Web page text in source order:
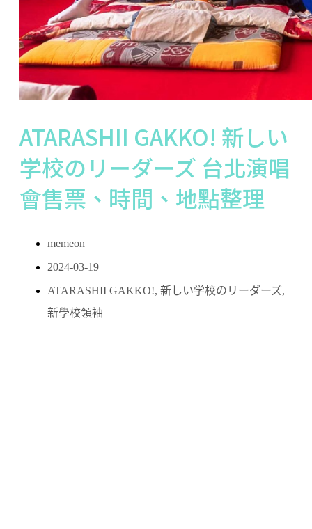
ATARASHII GAKKO! 新しい
学校のリーダーズ 台北演唱
會售票、時間、地點整理
memeon
2024-03-19
ATARASHII GAKKO!, 新しい学校のリーダーズ,
新學校領袖